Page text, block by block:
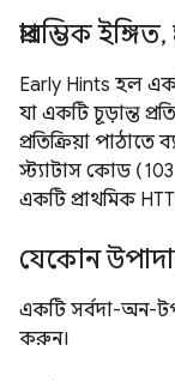
প্রারম্ভিক
Early Hints হল
যা একটি চূড়ান্ত
প্রতিক্রিয়া
স্ট্যাটাস কোড
একটি প্রাথমিক
যেকোন
একটি সর্বদা-অন-টপ
করুন।